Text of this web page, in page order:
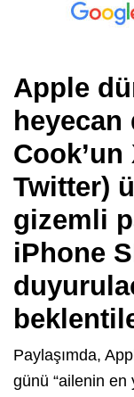
Apple
heyecan
Cook’un
Twitter)
gizemli
iPhone
Paylaşımda,
günü “ailenin en